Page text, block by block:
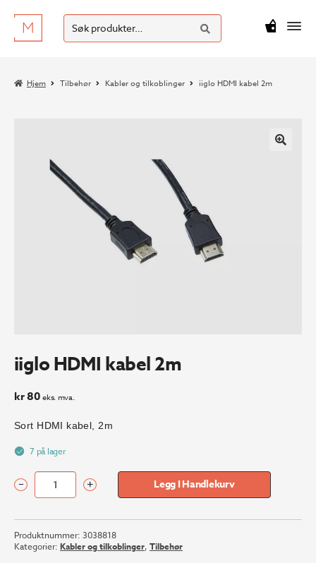
Hopp
til
Hopp
til
Søk
etter:
SØK
kr0
Hjem Tilbehør Kabler og tilkoblinger iiglo HDMI kabel 2m
iiglo HDMI kabel 2m
kr80 eks. mva.
Sort HDMI kabel, 2m
7 på lager
iiglo
kabel
2m
antall
– + Legg I Handlekurv
Produktnummer: 3038818
Kategorier: Kabler og tilkoblinger, Tilbehør